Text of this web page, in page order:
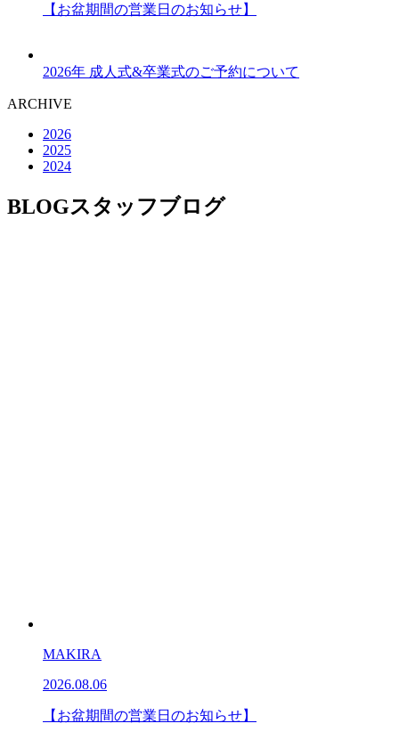
【お盆期間の営業日のお知らせ】
2026年 成人式&卒業式のご予約について
ARCHIVE
2026
2025
2024
BLOGスタッフブログ
MAKIRA
2026.08.06
【お盆期間の営業日のお知らせ】